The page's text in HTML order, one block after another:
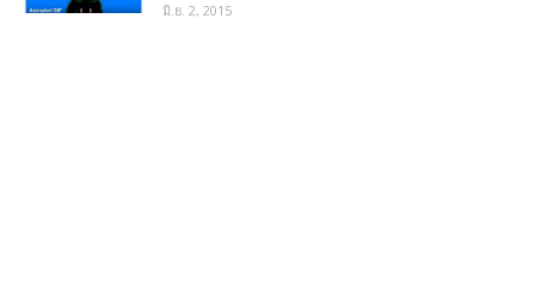
มิ.ย. 2, 2015